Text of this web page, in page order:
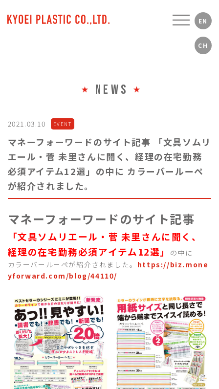
NEWS
2021.03.10 EVENT
マネーフォーワードのサイト記事 「文具ソムリ
エール・菅 未里さんに聞く、経理の在宅勤務
必須アイテム12選」の中に カラーバールーペ
が紹介されました。
マネーフォーワードのサイト記事
「文具ソムリエール・菅 未里さんに聞く、
経理の在宅勤務必須アイテム12選」
の中に
カラーバールーペが紹介されました。 https://biz.mone
yforward.com/blog/44110/